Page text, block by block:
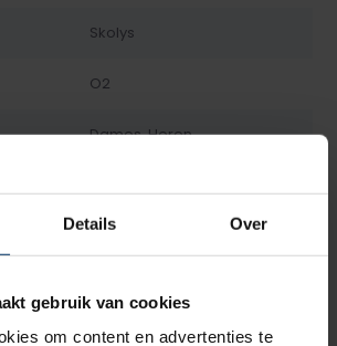
Details Over
gebruik van cookies
om content en advertenties te
Skolys
O2
Dames, Heren
Geen
Leder, Textiel